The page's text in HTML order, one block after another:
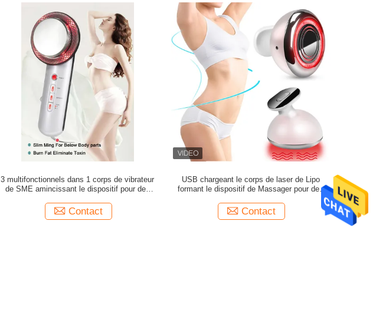
3 multifonctionnels dans 1 corps de vibrateur
de SME amincissant le dispositif pour des
Contact
USB chargeant le corps de laser de Lipo
formant le dispositif de Massager pour des
Contact